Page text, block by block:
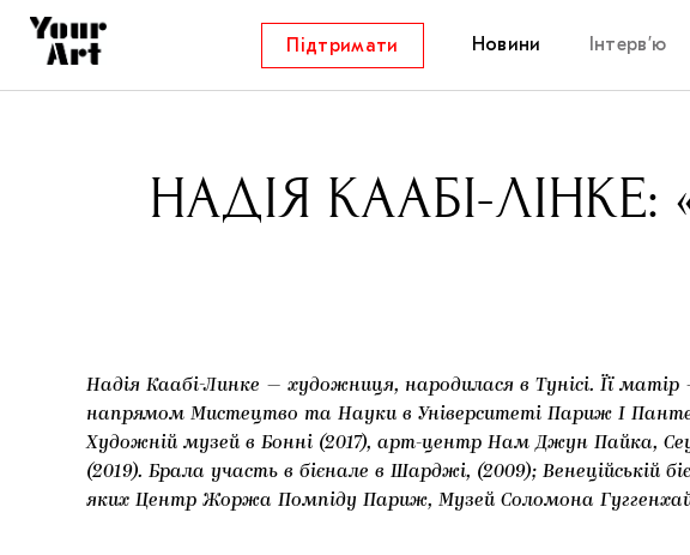
Підтримати Новини Інтерв’ю
Куратори
Кіно
НАДІЯ КААБІ-
Надія Каабі-Линке — художниця, народилася в Тунісі. Її
напрямом Мистецтво та Науки в Університеті Париж I
Художній музей в Бонні (2017), арт-центр Нам Джун Пайка,
(2019). Брала участь в бієнале в Шарджі, (2009); Венеційській
яких Центр Жоржа Помпіду Париж, Музей Соломона